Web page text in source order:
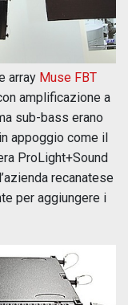
array Muse FBT
amplificazione a
sub-bass erano
appoggio come il
ProLight+Sound
recanatese
per aggiungere i